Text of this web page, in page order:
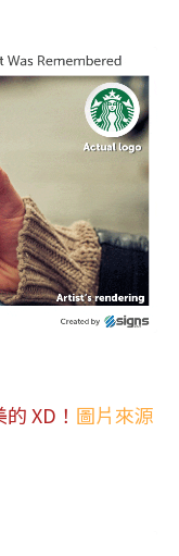
XD！ 圖片來源